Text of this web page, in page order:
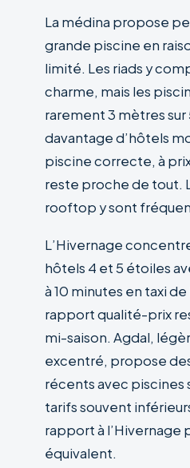
La médina propose
grande piscine en
limité. Les riads y
charme, mais les
rarement 3 mètres sur
davantage d’hôtels
piscine correcte, à
reste proche de tout.
rooftop y sont
L’Hivernage
hôtels 4 et 5 étoiles
à 10 minutes en taxi
rapport qualité-prix
mi-saison. Agdal,
excentré, propose
récents avec piscines
tarifs souvent
rapport à l’Hivernage
équivalent.